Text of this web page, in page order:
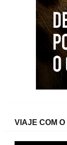
VIAJE COM